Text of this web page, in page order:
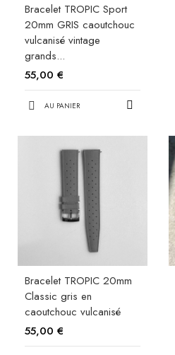
Bracelet TROPIC Sport
20mm GRIS caoutchouc
vulcanisé vintage
grands...
55,00 €
AU PANIER
Bracelet TROPIC 20mm
Classic gris en
caoutchouc vulcanisé
55,00 €